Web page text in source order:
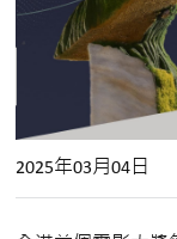
2025年03月04日